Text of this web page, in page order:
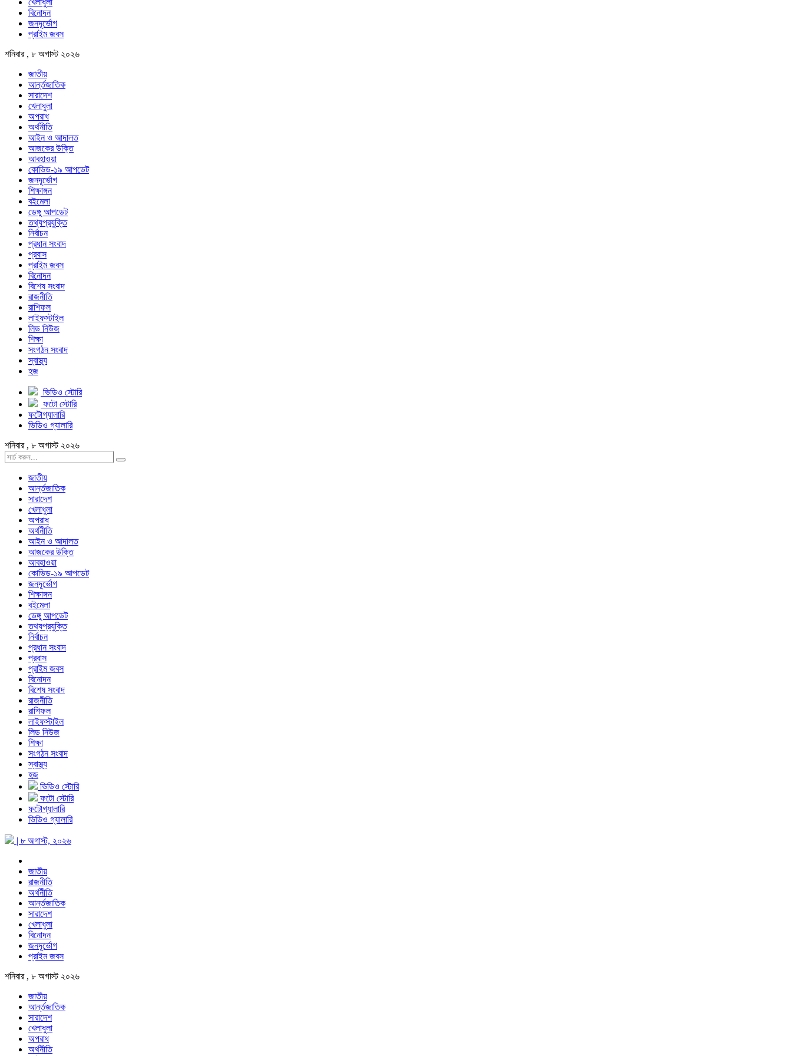
খেলাধুলা
বিনোদন
জনদূর্ভোগ
প্রাইম জবস
শনিবার , ৮ অগাস্ট ২০২৬
জাতীয়
আর্ন্তজাতিক
সারাদেশ
খেলাধুলা
অপরাধ
অর্থনীতি
আইন ও আদালত
আজকের উক্তি
আবহাওয়া
কোভিড-১৯ আপডেট
জনদূর্ভোগ
শিক্ষাঙ্গন
বইমেলা
ডেঙ্গু আপডেট
তথ্যপ্রযুক্তি
নির্বাচন
প্রধান সংবাদ
প্রবাস
প্রাইম জবস
বিনোদন
বিশেষ সংবাদ
রাজনীতি
রাশিফল
লাইফস্টাইল
লিড নিউজ
শিক্ষা
সংগঠন সংবাদ
স্বাস্থ্য
হজ
ভিডিও স্টোরি
ফটো স্টোরি
ফটোগ্যালারি
ভিডিও গ্যালারি
শনিবার , ৮ অগাস্ট ২০২৬
জাতীয়
আর্ন্তজাতিক
সারাদেশ
খেলাধুলা
অপরাধ
অর্থনীতি
আইন ও আদালত
আজকের উক্তি
আবহাওয়া
কোভিড-১৯ আপডেট
জনদূর্ভোগ
শিক্ষাঙ্গন
বইমেলা
ডেঙ্গু আপডেট
তথ্যপ্রযুক্তি
নির্বাচন
প্রধান সংবাদ
প্রবাস
প্রাইম জবস
বিনোদন
বিশেষ সংবাদ
রাজনীতি
রাশিফল
লাইফস্টাইল
লিড নিউজ
শিক্ষা
সংগঠন সংবাদ
স্বাস্থ্য
হজ
ভিডিও স্টোরি
ফটো স্টোরি
ফটোগ্যালারি
ভিডিও গ্যালারি
| ৮ অগাস্ট, ২০২৬
জাতীয়
রাজনীতি
অর্থনীতি
আর্ন্তজাতিক
সারাদেশ
খেলাধুলা
বিনোদন
জনদূর্ভোগ
প্রাইম জবস
শনিবার , ৮ অগাস্ট ২০২৬
জাতীয়
আর্ন্তজাতিক
সারাদেশ
খেলাধুলা
অপরাধ
অর্থনীতি